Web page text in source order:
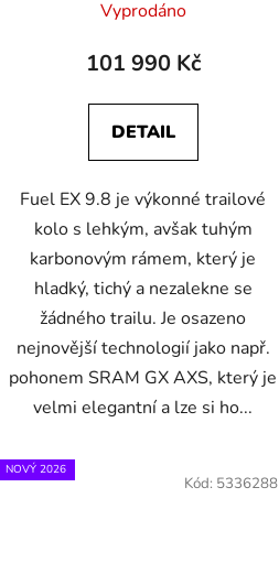
Vyprodáno
101 990 Kč
DETAIL
Fuel EX 9.8 je výkonné trailové
kolo s lehkým, avšak tuhým
karbonovým rámem, který je
hladký, tichý a nezalekne se
žádného trailu. Je osazeno
nejnovější technologií jako např.
pohonem SRAM GX AXS, který je
velmi elegantní a lze si ho...
NOVÝ 2026
Kód: 5336288